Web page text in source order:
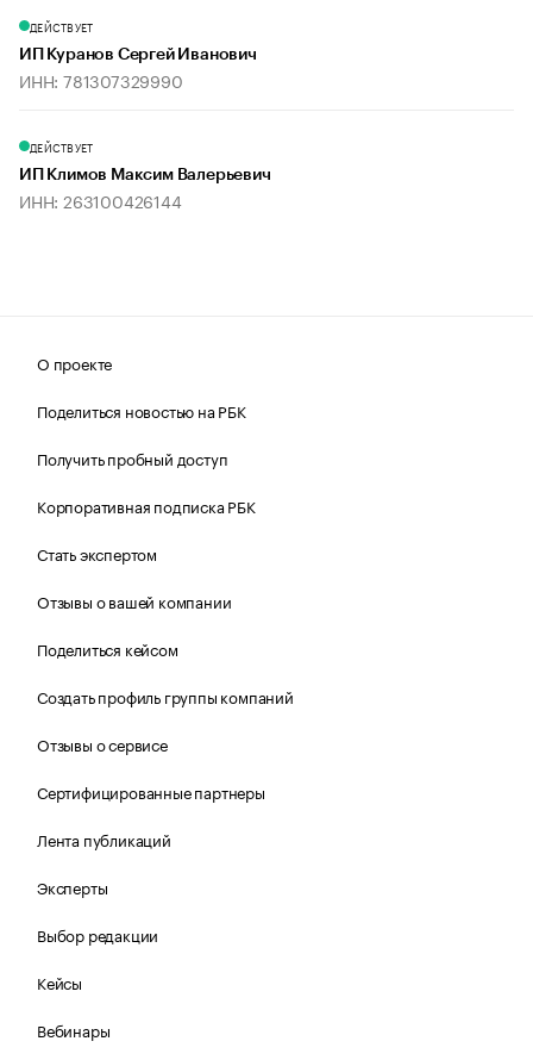
ДЕЙСТВУЕТ
ИП Куранов Сергей Иванович
ИНН: 781307329990
ДЕЙСТВУЕТ
ИП Климов Максим Валерьевич
ИНН: 263100426144
О проекте
Поделиться новостью на РБК
Получить пробный доступ
Корпоративная подписка РБК
Стать экспертом
Отзывы о вашей компании
Поделиться кейсом
Создать профиль группы компаний
Отзывы о сервисе
Сертифицированные партнеры
Лента публикаций
Эксперты
Выбор редакции
Кейсы
Вебинары